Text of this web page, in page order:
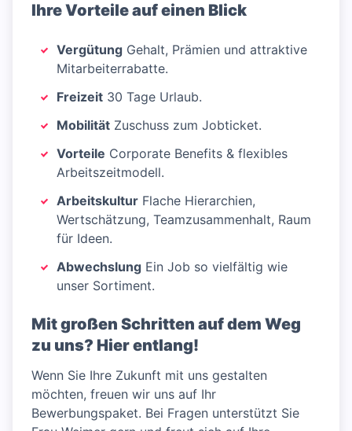
Ihre Vorteile auf einen Blick
Vergütung Gehalt, Prämien und attraktive
Mitarbeiterrabatte.
Freizeit 30 Tage Urlaub.
Mobilität Zuschuss zum Jobticket.
Vorteile Corporate Benefits & flexibles
Arbeitszeitmodell.
Arbeitskultur Flache Hierarchien,
Wertschätzung, Teamzusammenhalt, Raum
für Ideen.
Abwechslung Ein Job so vielfältig wie
unser Sortiment.
Mit großen Schritten auf dem Weg
zu uns? Hier entlang!
Wenn Sie Ihre Zukunft mit uns gestalten
möchten, freuen wir uns auf Ihr
Bewerbungspaket. Bei Fragen unterstützt Sie